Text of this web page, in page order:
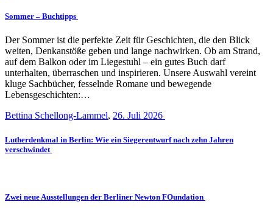
Sommer – Buchtipps
Der Sommer ist die perfekte Zeit für Geschichten, die den Blick
weiten, Denkanstöße geben und lange nachwirken. Ob am Strand,
auf dem Balkon oder im Liegestuhl – ein gutes Buch darf
unterhalten, überraschen und inspirieren. Unsere Auswahl vereint
kluge Sachbücher, fesselnde Romane und bewegende
Lebensgeschichten:…
Bettina Schellong-Lammel, 26. Juli 2026
Lutherdenkmal in Berlin: Wie ein Siegerentwurf nach zehn Jahren
verschwindet
Zwei neue Ausstellungen der Berliner Newton FOundation